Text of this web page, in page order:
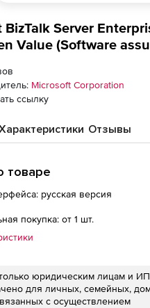
BizTalk Server
Value (Software
2
Microsoft Corporation
ссылку
Отзывы
товаре
русская версия
покупка: от 1 шт.
юридическим лицам и
для личных, семейных,
с осуществлением